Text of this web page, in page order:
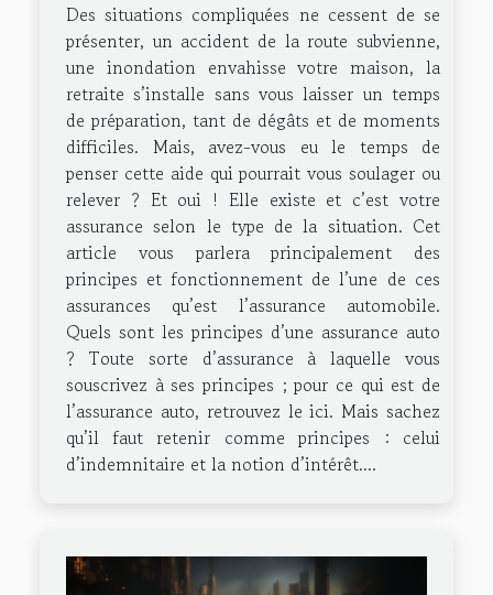
Des situations compliquées ne cessent de se
présenter, un accident de la route subvienne,
une inondation envahisse votre maison, la
retraite s’installe sans vous laisser un temps
de préparation, tant de dégâts et de moments
difficiles. Mais, avez-vous eu le temps de
penser cette aide qui pourrait vous soulager ou
relever ? Et oui ! Elle existe et c’est votre
assurance selon le type de la situation. Cet
article vous parlera principalement des
principes et fonctionnement de l’une de ces
assurances qu’est l’assurance automobile.
Quels sont les principes d’une assurance auto
? Toute sorte d’assurance à laquelle vous
souscrivez à ses principes ; pour ce qui est de
l’assurance auto, retrouvez le ici. Mais sachez
qu’il faut retenir comme principes : celui
d’indemnitaire et la notion d’intérêt....